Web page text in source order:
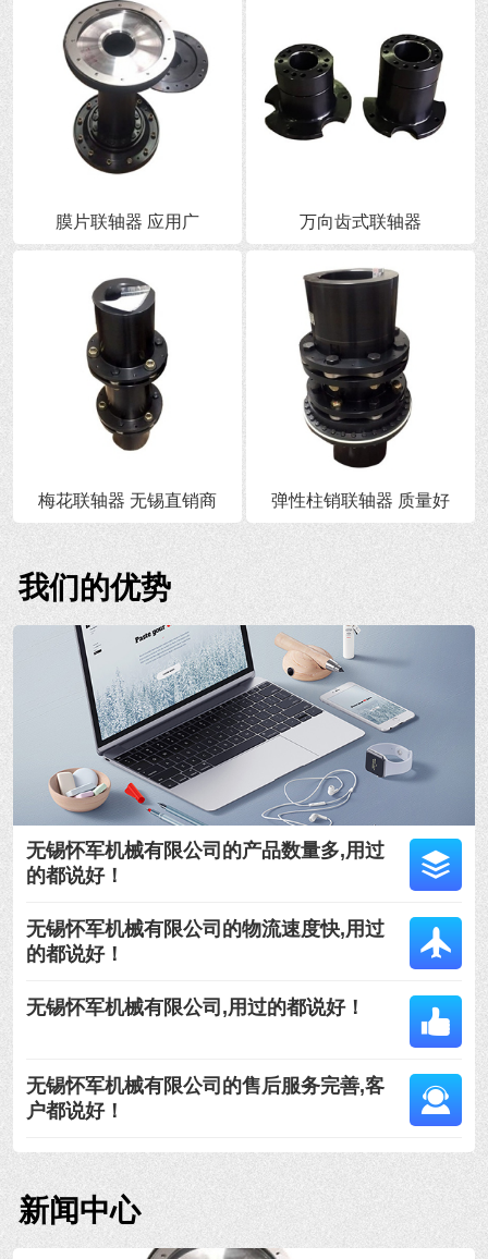
膜片联轴器 应用广 万向齿式联轴器
梅花联轴器 无锡直销商 弹性柱销联轴器 质量好
我们的优势
无锡怀军机械有限公司的产品数量多,用过
的都说好！
无锡怀军机械有限公司的物流速度快,用过
的都说好！
无锡怀军机械有限公司,用过的都说好！
无锡怀军机械有限公司的售后服务完善,客
户都说好！
新闻中心